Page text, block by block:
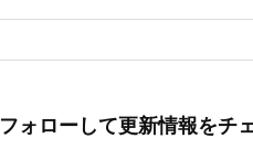
フォローして更新情報をチ